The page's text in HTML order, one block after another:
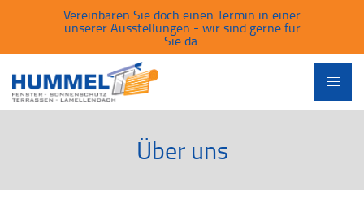
Vereinbaren Sie doch einen Termin in einer
unserer Ausstellungen - wir sind gerne für
Sie da.
Über uns